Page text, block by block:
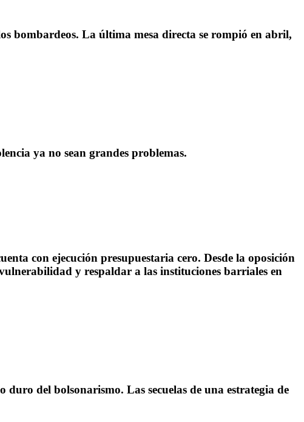
bombardeos. La última mesa directa se rompió en abril,
ya no sean grandes problemas.
con ejecución presupuestaria cero. Desde la oposición
y respaldar a las instituciones barriales en
del bolsonarismo. Las secuelas de una estrategia de